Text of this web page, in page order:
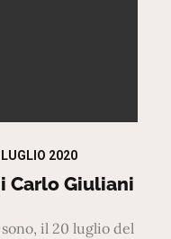
2020
Carlo Giuliani
il 20 luglio del